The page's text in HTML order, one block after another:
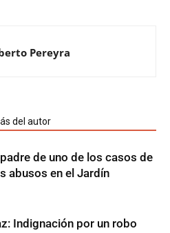
Pereyra
del autor
de uno de los casos de
abusos en el Jardín
Indignación por un robo